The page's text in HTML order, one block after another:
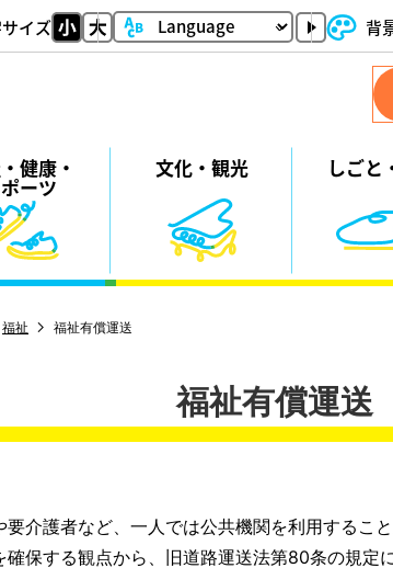
イズ 背
健康・
ーツ
⽂化・ 観光 しごと
福祉 福祉有償運送
福祉有償運送
要介護者など、一人では公共機関を利用するこ
確保する観点から、旧道路運送法第80条の規定